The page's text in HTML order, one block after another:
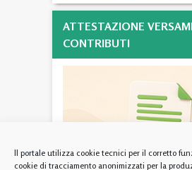
Il portale utilizza cookie tecnici per il corretto
cookie di tracciamento anonimizzati per la
ATTESTAZIONE
CONTRIBUTI